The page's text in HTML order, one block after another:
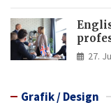
27.
Grafik / Design